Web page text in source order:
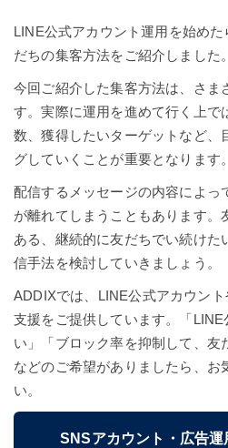
LINE公式アカウント運用を始め
だちの集客方法をご紹介しました。
今回ご紹介した集客方法は、さま
す。実際に運用を進めて行く上で
数、獲得したいターゲットなど、
グしていくことが重要となります。
配信するメッセージの内容によっ
が離れてしまうこともあります。
ある、継続的に友だちでい続けた
信手法を検討していきましょう。
ADDIXでは、LINE公式アカウン
支援をご提供しています。「
い」「ブロック率を抑制して、友
などのご希望がありましたら、お
い。
SNSアカウント・広告運